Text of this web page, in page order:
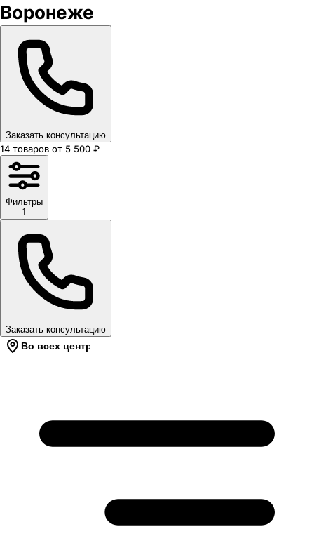
Воронеже
Заказать консультацию
14 товаров от 5 500 ₽
Фильтры
1
Заказать консультацию
Во всех центрах